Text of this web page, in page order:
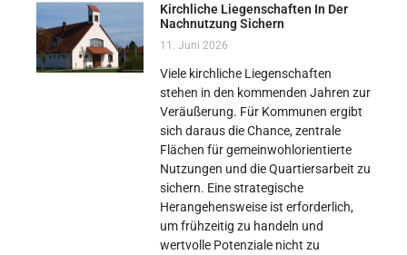
Kirchliche Liegenschaften In Der
Nachnutzung Sichern
11. Juni 2026
Viele kirchliche Liegenschaften
stehen in den kommenden Jahren zur
Veräußerung. Für Kommunen ergibt
sich daraus die Chance, zentrale
Flächen für gemeinwohlorientierte
Nutzungen und die Quartiersarbeit zu
sichern. Eine strategische
Herangehensweise ist erforderlich,
um frühzeitig zu handeln und
wertvolle Potenziale nicht zu